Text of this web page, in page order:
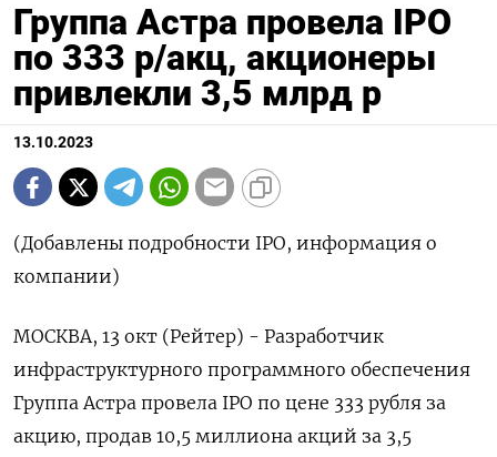
Группа Астра провела IPO
по 333 р/акц, акционеры
привлекли 3,5 млрд р
13.10.2023
(Добавлены подробности IPO, информация о
компании)
МОСКВА, 13 окт (Рейтер) - Разработчик
инфраструктурного программного обеспечения
Группа Астра провела IPO по цене 333 рубля за
акцию, продав 10,5 миллиона акций за 3,5